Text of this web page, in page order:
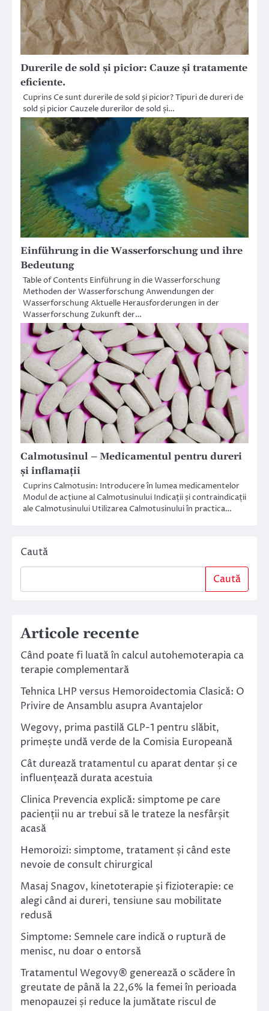
Durerile de sold și picior: Cauze și tratamente
eficiente.
Cuprins Ce sunt durerile de sold și picior? Tipuri de dureri de
sold și picior Cauzele durerilor de sold și…
Einführung in die Wasserforschung und ihre
Bedeutung
Table of Contents Einführung in die Wasserforschung
Methoden der Wasserforschung Anwendungen der
Wasserforschung Aktuelle Herausforderungen in der
Wasserforschung Zukunft der…
Calmotusinul – Medicamentul pentru dureri
și inflamații
Cuprins Calmotusin: Introducere în lumea medicamentelor
Modul de acțiune al Calmotusinului Indicații și contraindicații
ale Calmotusinului Utilizarea Calmotusinului în practica…
Caută
Caută
Articole recente
Când poate fi luată în calcul autohemoterapia ca
terapie complementară
Tehnica LHP versus Hemoroidectomia Clasică: O
Privire de Ansamblu asupra Avantajelor
Wegovy, prima pastilă GLP-1 pentru slăbit,
primește undă verde de la Comisia Europeană
Cât durează tratamentul cu aparat dentar și ce
influențează durata acestuia
Clinica Prevencia explică: simptome pe care
pacienții nu ar trebui să le trateze la nesfârșit
acasă
Hemoroizi: simptome, tratament și când este
nevoie de consult chirurgical
Masaj Snagov, kinetoterapie și fizioterapie: ce
alegi când ai dureri, tensiune sau mobilitate
redusă
Simptome: Semnele care indică o ruptură de
menisc, nu doar o entorsă
Tratamentul Wegovy® generează o scădere în
greutate de până la 22,6% la femei în perioada
menopauzei și reduce la jumătate riscul de